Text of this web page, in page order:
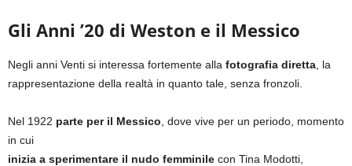
Gli Anni ’20 di Weston e il Messico
Negli anni Venti si interessa fortemente alla fotografia diretta , la
rappresentazione della realtà in quanto tale, senza fronzoli.
Nel 1922 parte per il Messico , dove vive per un periodo, momento
in cui
inizia a sperimentare il nudo femminile con Tina Modotti,